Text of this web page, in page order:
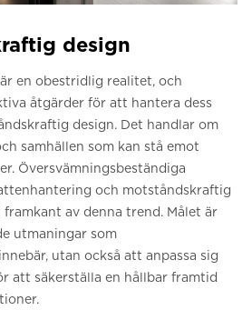
design
en obestridlig realitet, och
åtgärder för att hantera dess
design. Det handlar om
samhällen som kan stå emot
Översvämningsbeständiga
och motståndskraftig
av denna trend. Målet är
utmaningar som
utan också att anpassa sig
att säkerställa en hållbar framtid